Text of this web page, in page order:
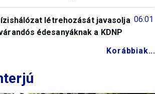
06:01
létrehozását javasolja
édesanyáknak a KDNP
Korábbiak...